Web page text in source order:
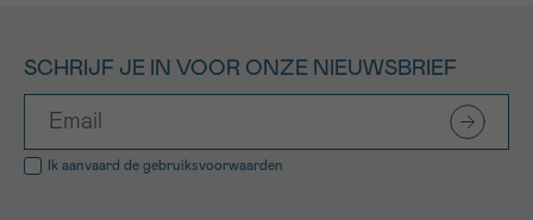
SCHRIJF JE IN VOOR ONZE NIEUWSBRIEF
Ik aanvaard de gebruiksvoorwaarden